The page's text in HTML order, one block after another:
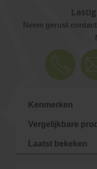
Neem gerust
Kenmerken
Vergelijkbare
Laatst bekeken